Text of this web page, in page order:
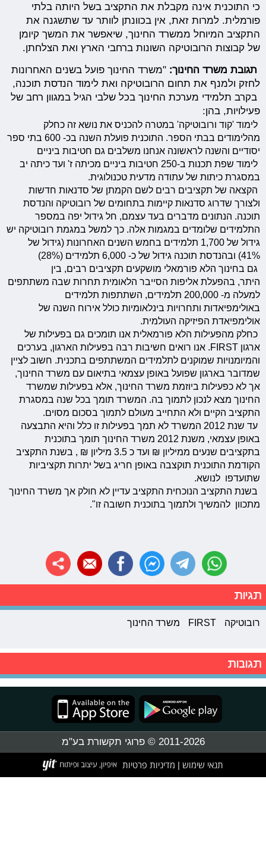
כי התוכנית אינה מקבלת את התקציב בשל היותה בלתי
פורמלית. למרות זאת, אין בכוונתן לוותר עד שתשגנה את
התקציב המיוחל ממשרד החינוך, שיאפשר את המשך קיומן
של קבוצות הרובוטיקה השונות ברחבי הארץ ואת הצלחתן.
תגובת משרד החינוך:"משרד החינוך פועל בשנים האחרונות
לחזק ולמנף את תחום הרובוטיקה ואת לימוד הנדסת תוכנה,
בקרב תלמידי מערכת החינוך בכל שלבי הגיל במגוון רחב של
פעילויות, בהן:
לימוד 'קוד ורובוטיקה' במטרה להכניס את נושא זה כחלק
מהלימודים בבתי הספר. התוכנית פועלת השנה בכ- 600 בתי ספר
יסודיים והשנה לראשונה אנחנו משלבים גם חטיבות ביניים
לימוד שפת תכנות ב-250 חטיבות ביניים מכיתה ז' ועד כיתה יב
במסגרת כיתות של עתודה מדעית טכנולוגית.
הקצאה של תקציבים רבים לשם הקמתן של סדנאות חדשות
ולצורך שדרוג סדנאות קיימות בתחומים של רובוטיקה והנדסת
תוכנה. הנתונים מדברים בעד עצמם, חל גידול יפה במספר
התלמידים שלומדים במגמות אלה. כך למשל במגמת רובוטיקה יש
גידול של 1,700 תלמידים בחמש השנים האחרונות (גידול של
41%) ובהנדסת תוכנה גידול של כ- 6,000 תלמידים (28%)
גם בחינוך הלא פורמאלי מושקעים תקציבים רבים, בין
היתר, בהפעלת אליפות הסייבר הלאומית תחרות שבה משתתפים
למעלה מ- 200,000 תלמידים, השתתפות תלמידים
באולימפיאדות ותחרויות בינלאומיות כולל אירוח השנה של
אולימפיאדת הפיזיקה העולמית.
כחלק מהפעילות הלא פורמאלית אנו תומכים גם בפעילות של
ארגון FIRST. אנו רואים חשיבות רבה בפעילות הארגון, בערכים
והמיומנויות שמוקנים לתלמידים המשתתפים בתכנית. חשוב לציין
שמדובר בארגון שפועל באופן עצמאי בתיאום עם משרד החינוך,
אך לא כפעילות ביוזמת משרד החינוך, אלא בפעילות שמשרד
החינוך מצא לנכון לתמוך בה. המשרד תומך בכל שנה במסגרת
התקציב הקיים ולא התחייב מעולם לתמוך בסכום מסוים.
עד שנת 2012 המשרד לא תמך בפעילות זו כלל והיא התבצעה
באופן עצמאי, משנת 2012 משרד החינוך תומך בתוכנית
בתקציבים שנעים ממיליון ₪ ועד כ 3.5 מיליון ₪ , בשנת התקציב
הקודמת התוכנית תוקצבה באופן חריג בשל יתרות תקציביות
שתועדפו לנושא.
בשנת התקציב הנוכחית התקציב עדיין לא חולק אך משרד החינוך
מתכוון להמשיך ולתמוך בתוכנית חשובה זו".
תגיות
רובוטיקה FIRST משרד החינוך
תגובות
2011-2026 © פרוגי תקשורת בע"מ
תנאי שימוש מדיניות פרטיות